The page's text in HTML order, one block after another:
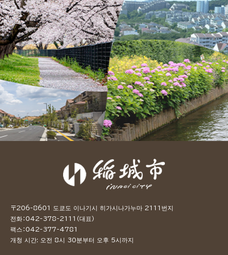
〒206-8601 도쿄도 이나기시 히가시나가누마 2111번지
전화：042-378-2111（대표）
팩스：042-377-4781
개청 시간: 오전 8시 30분부터 오후 5시까지